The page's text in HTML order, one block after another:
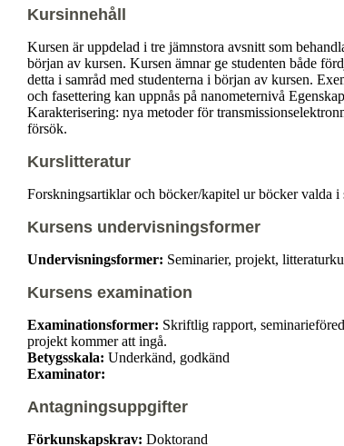
Kursinnehåll
Kursen är uppdelad i tre jämnstora avsnitt som
början av kursen. Kursen ämnar ge studenten både
detta i samråd med studenterna i början av kursen.
och fasettering kan uppnås på nanometernivå
Karakterisering: nya metoder för
försök.
Kurslitteratur
Forskningsartiklar och böcker/kapitel ur böcker valda i
Kursens undervisningsformer
Undervisningsformer: Seminarier, projekt,
Kursens examination
Examinationsformer: Skriftlig rapport,
projekt kommer att ingå.
Betygsskala: Underkänd, godkänd
Examinator:
Antagningsuppgifter
Förkunskapskrav: Doktorand